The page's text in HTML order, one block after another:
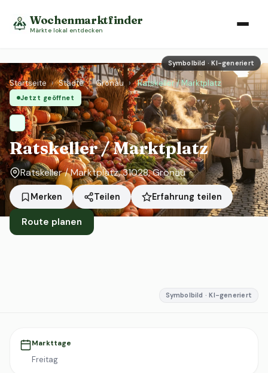
Wochenmarktfinder
Märkte lokal entdecken
Symbolbild · KI-generiert
Startseite › Städte › Gronau › Ratskeller / Marktplatz
Jetzt geöffnet
Ratskeller / Marktplatz
Ratskeller / Marktplatz, 31028, Gronau
Merken Teilen Erfahrung teilen
Route planen
Symbolbild · KI-generiert
Markttage
Freitag